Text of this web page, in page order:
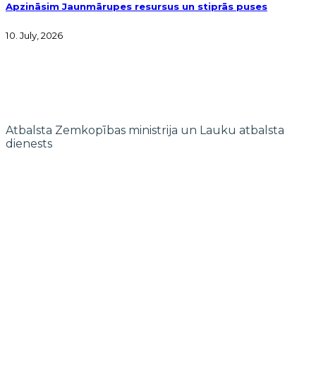
Apzināsim Jaunmārupes resursus un stiprās puses
10. July, 2026
Atbalsta Zemkopības ministrija un Lauku atbalsta
dienests